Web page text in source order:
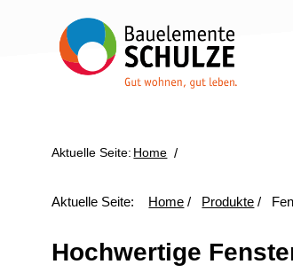
Aktuelle Seite: Home /
Aktuelle Seite: Home / Produkte /
Hochwertige